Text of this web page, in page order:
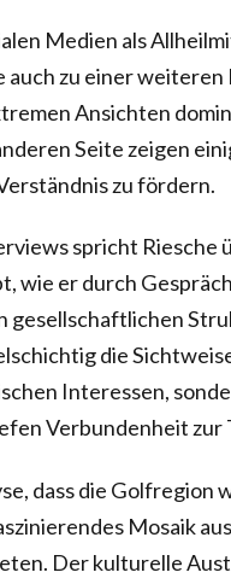
Medien als
auch zu einer
Ansichten
Seite zeigen
zu fördern.
spricht Riesche
wie er durch
gesellschaftlichen
die
Interessen,
Verbundenheit zur
dass die Golfregion
Mosaik
Der kulturelle